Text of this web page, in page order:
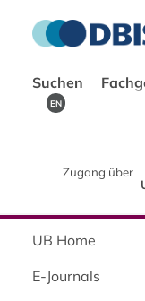
Suchen
EN
Zugang über
UB Home
E-Journals